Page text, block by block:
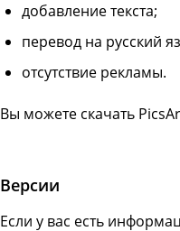
добавление текста;
перевод на русский
отсутствие рекламы.
Вы можете скачать
Версии
Если у вас есть